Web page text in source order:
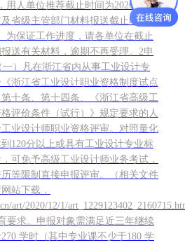
用人单位推荐截止时间为2026年8月
省级主管部门材料报送截止时间为
为保证工作进度，请各单位在截止
送有关材料，逾期不再受理。2申
）凡在浙江省内从事工业设计专
浙江省工业设计职业资格制度试点
十条、第十四条、《浙江省高级工
评价条件（试行）》规定要求的人
业设计师职业资格评审。对照量化
120分以上或具有工业设计专业标
可免予高级工业设计师业务考试，
历等限制直接申报评审。（相关文件
站下载，
art/2020/12/1/
要求。申报对象需满足近三年继续
学时（其中专业课不少于180 学